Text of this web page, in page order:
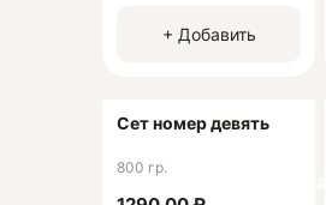
ИНН 010301643435
+ Добавить
Сет номер девять
800 гр.